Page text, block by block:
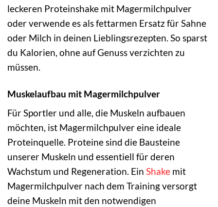
leckeren Proteinshake mit Magermilchpulver
oder verwende es als fettarmen Ersatz für Sahne
oder Milch in deinen Lieblingsrezepten. So sparst
du Kalorien, ohne auf Genuss verzichten zu
müssen.
Muskelaufbau mit Magermilchpulver
Für Sportler und alle, die Muskeln aufbauen
möchten, ist Magermilchpulver eine ideale
Proteinquelle. Proteine sind die Bausteine
unserer Muskeln und essentiell für deren
Wachstum und Regeneration. Ein Shake mit
Magermilchpulver nach dem Training versorgt
deine Muskeln mit den notwendigen